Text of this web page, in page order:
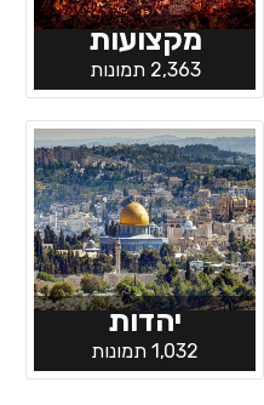
מקצועות
2,363 תמונות
יהדות
1,032 תמונות